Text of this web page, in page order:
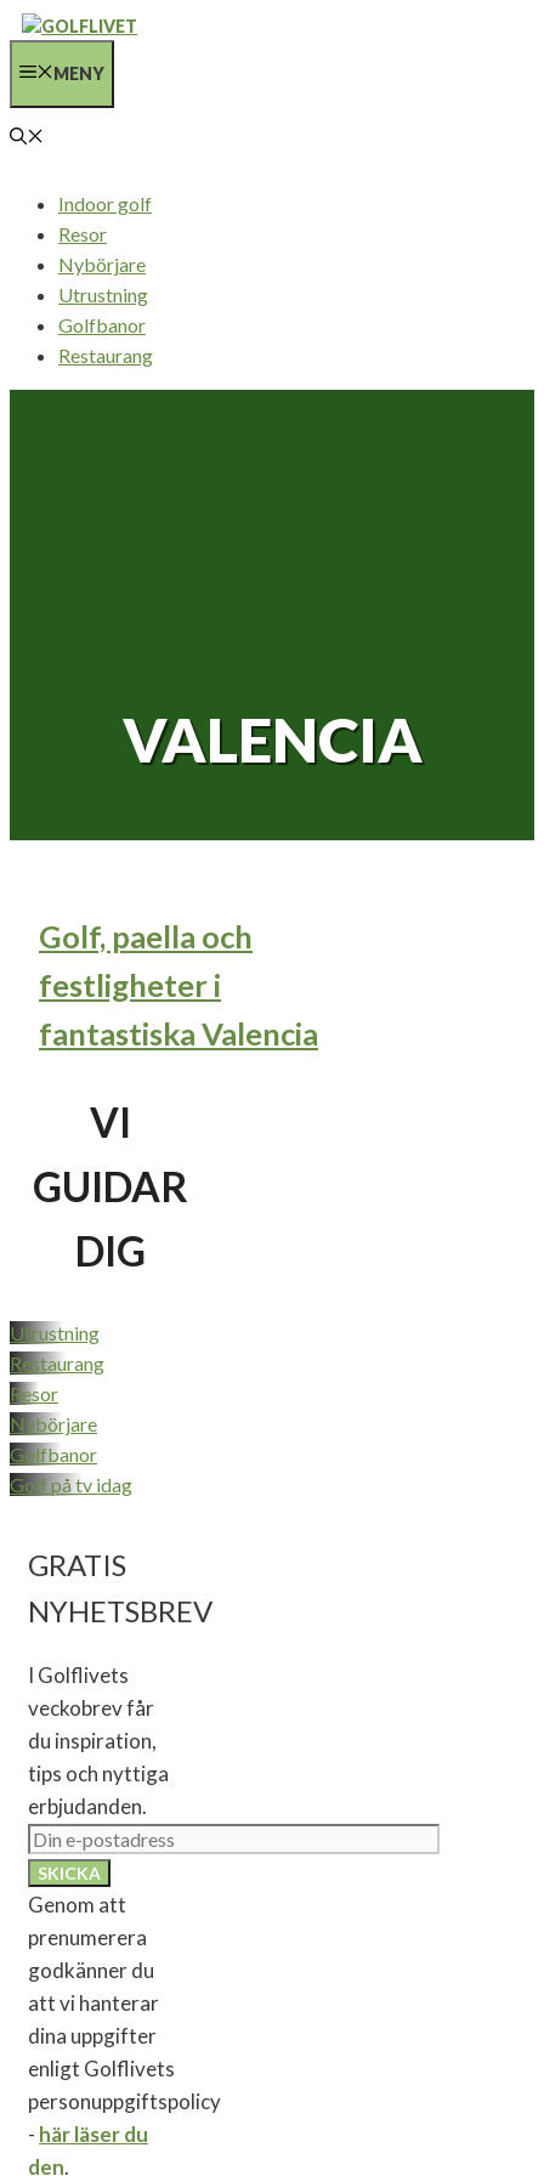
Hoppa
innehållMENY
Indoor golf
Resor
Nybörjare
Utrustning
Golfbanor
Restaurang
VALENCIA
Golf, paella och
festligheter i
fantastiska Valencia
VI
GUIDAR
DIG
Utrustning
Restaurang
Resor
Nybörjare
Golfbanor
Golf på tv idag
GRATIS
NYHETSBREV
I Golflivets
veckobrev får
du inspiration,
tips och nyttiga
erbjudanden.
Genom att
prenumerera
godkänner du
att vi hanterar
dina uppgifter
enligt Golflivets
personuppgiftspolicy
- här läser du
den.